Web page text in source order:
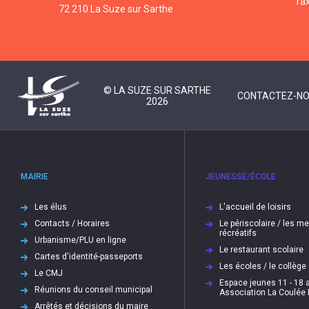
72 210 La Suze sur Sarthe
© LA SUZE SUR SARTHE
2026
CONTACTEZ-
MAIRIE
Les élus
Contacts / Horaires
Urbanisme/PLU en ligne
Cartes d'identité-passeports
Le CMJ
Réunions du conseil municipal
Arrêtés et décisions du maire
JEUNESSE/ÉCOLE
L'accueil de loisirs
Le périscolaire / les
récréatifs
Le restaurant scolaire
Les écoles / le collège
Espace jeunes 11 - 18
Association La Coulée